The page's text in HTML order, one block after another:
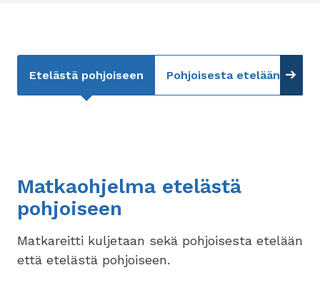
Etelästä pohjoiseen Pohjoisesta etelään
Matkaohjelma etelästä
pohjoiseen
Matkareitti kuljetaan sekä pohjoisesta etelään
että etelästä pohjoiseen.